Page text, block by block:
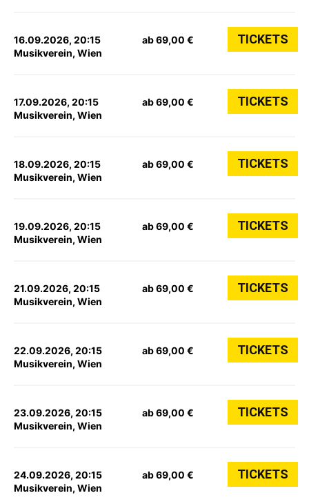
16.09.2026, 20:15
Musikverein, Wien
ab 69,00 € TICKETS
17.09.2026, 20:15
Musikverein, Wien
ab 69,00 € TICKETS
18.09.2026, 20:15
Musikverein, Wien
ab 69,00 € TICKETS
19.09.2026, 20:15
Musikverein, Wien
ab 69,00 € TICKETS
21.09.2026, 20:15
Musikverein, Wien
ab 69,00 € TICKETS
22.09.2026, 20:15
Musikverein, Wien
ab 69,00 € TICKETS
23.09.2026, 20:15
Musikverein, Wien
ab 69,00 € TICKETS
24.09.2026, 20:15
Musikverein, Wien
ab 69,00 € TICKETS